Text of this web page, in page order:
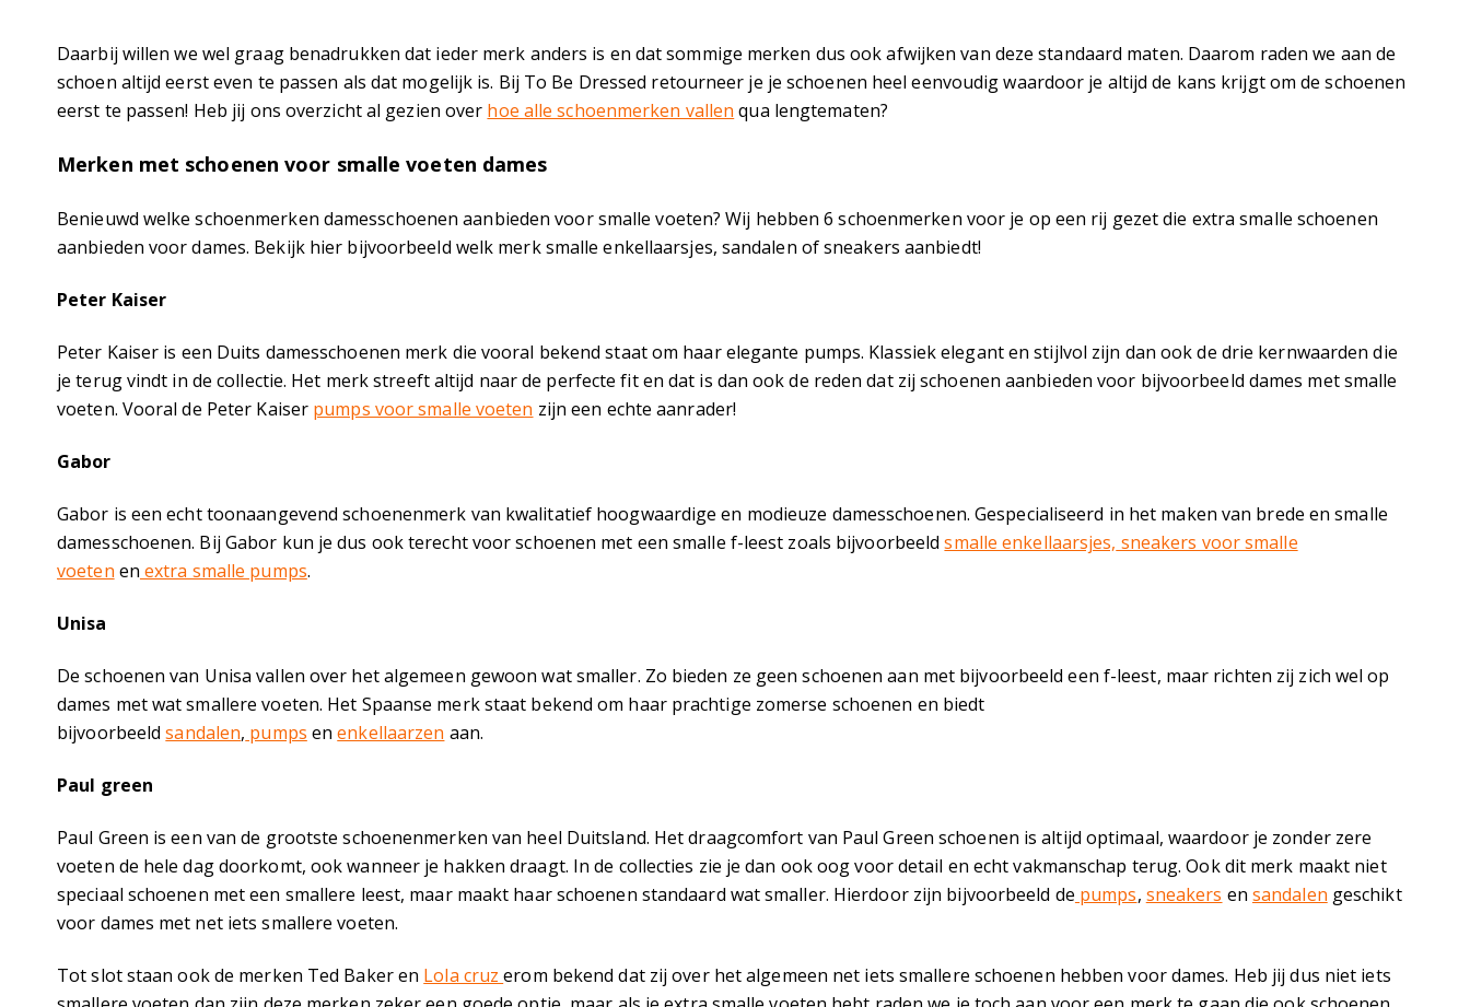
Daarbij willen we wel graag benadrukken dat ieder merk anders is en dat sommige merken dus ook afwijken van deze standaard maten. Daarom raden we aan de
schoen altijd eerst even te passen als dat mogelijk is. Bij To Be Dressed retourneer je je schoenen heel eenvoudig waardoor je altijd de kans krijgt om de schoenen
eerst te passen! Heb jij ons overzicht al gezien over hoe alle schoenmerken vallen qua lengtematen?
Merken met schoenen voor smalle voeten dames
Benieuwd welke schoenmerken damesschoenen aanbieden voor smalle voeten? Wij hebben 6 schoenmerken voor je op een rij gezet die extra smalle schoenen
aanbieden voor dames. Bekijk hier bijvoorbeeld welk merk smalle enkellaarsjes, sandalen of sneakers aanbiedt!
Peter Kaiser
Peter Kaiser is een Duits damesschoenen merk die vooral bekend staat om haar elegante pumps. Klassiek elegant en stijlvol zijn dan ook de drie kernwaarden die
je terug vindt in de collectie. Het merk streeft altijd naar de perfecte fit en dat is dan ook de reden dat zij schoenen aanbieden voor bijvoorbeeld dames met smalle
voeten. Vooral de Peter Kaiser pumps voor smalle voeten zijn een echte aanrader!
Gabor
Gabor is een echt toonaangevend schoenenmerk van kwalitatief hoogwaardige en modieuze damesschoenen. Gespecialiseerd in het maken van brede en smalle
damesschoenen. Bij Gabor kun je dus ook terecht voor schoenen met een smalle f-leest zoals bijvoorbeeldsmalle enkellaarsjes, sneakers voor smalle
voeten en extra smalle pumps.
Unisa
De schoenen van Unisa vallen over het algemeen gewoon wat smaller. Zo bieden ze geen schoenen aan met bijvoorbeeld een f-leest, maar richten zij zich wel op
dames met wat smallere voeten. Het Spaanse merk staat bekend om haar prachtige zomerse schoenen en biedt
bijvoorbeeldsandalen, pumps enenkellaarzen aan.
Paul green
Paul Green is een van de grootste schoenenmerken van heel Duitsland. Het draagcomfort van Paul Green schoenen is altijd optimaal, waardoor je zonder zere
voeten de hele dag doorkomt, ook wanneer je hakken draagt. In de collecties zie je dan ook oog voor detail en echt vakmanschap terug. Ook dit merk maakt niet
speciaal schoenen met een smallere leest, maar maakt haar schoenen standaard wat smaller. Hierdoor zijn bijvoorbeeld de pumps, sneakers en sandalen geschikt
voor dames met net iets smallere voeten.
Tot slot staan ook de merken Ted Baker en Lola cruzerom bekend dat zij over het algemeen net iets smallere schoenen hebben voor dames. Heb jij dus niet iets